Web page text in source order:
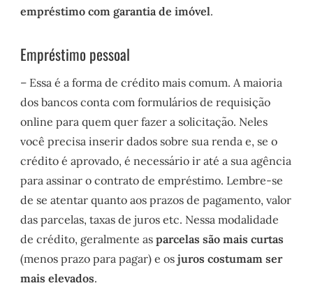
empréstimo com garantia de imóvel.
Empréstimo pessoal
– Essa é a forma de crédito mais comum. A maioria
dos bancos conta com formulários de requisição
online para quem quer fazer a solicitação. Neles
você precisa inserir dados sobre sua renda e, se o
crédito é aprovado, é necessário ir até a sua agência
para assinar o contrato de empréstimo. Lembre-se
de se atentar quanto aos prazos de pagamento, valor
das parcelas, taxas de juros etc. Nessa modalidade
de crédito, geralmente asparcelas são mais curtas
(menos prazo para pagar) e osjuros costumam ser
mais elevados.